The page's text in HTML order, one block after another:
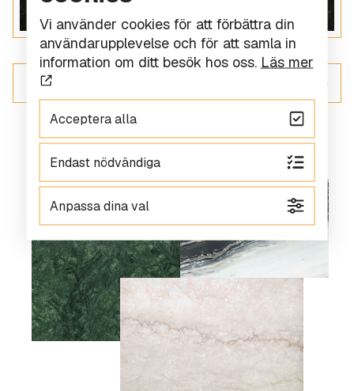
ALLT INOM GRANIT
Vi använder cookies för att förbättra din
användarupplevelse och för att samla in
information om ditt besök hos oss. Läs mer
Acceptera alla
Endast nödvändiga
Anpassa dina val